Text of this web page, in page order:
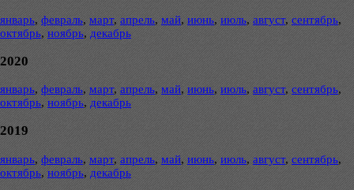
январь, февраль, март, апрель, май, июнь, июль, август, сентябрь,
октябрь, ноябрь, декабрь
2020
январь, февраль, март, апрель, май, июнь, июль, август, сентябрь,
октябрь, ноябрь, декабрь
2019
январь, февраль, март, апрель, май, июнь, июль, август, сентябрь,
октябрь, ноябрь, декабрь